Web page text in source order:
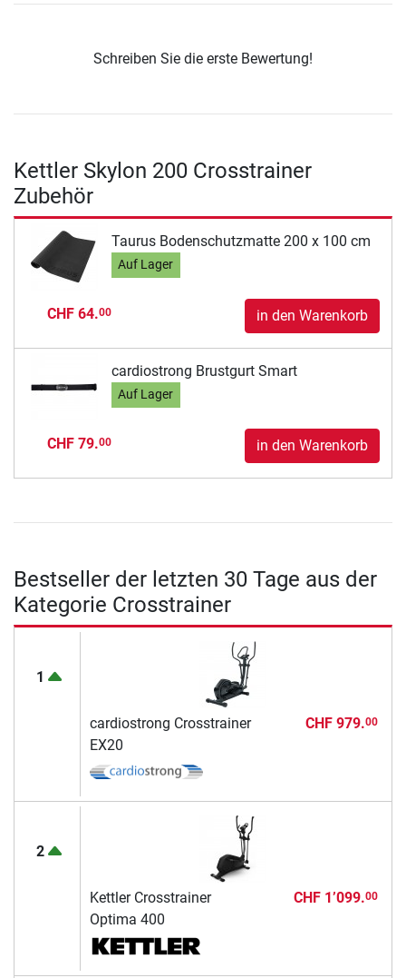
Schreiben Sie die erste Bewertung!
Kettler Skylon 200 Crosstrainer
Zubehör
Taurus Bodenschutzmatte 200 x 100 cm
Auf Lager
CHF 64.00 in den Warenkorb
cardiostrong Brustgurt Smart
Auf Lager
CHF 79.00 in den Warenkorb
Bestseller der letzten 30 Tage aus der
Kategorie Crosstrainer
1
cardiostrong Crosstrainer
EX20
CHF 979.00
2
Kettler Crosstrainer
Optima 400
CHF 1’099.00